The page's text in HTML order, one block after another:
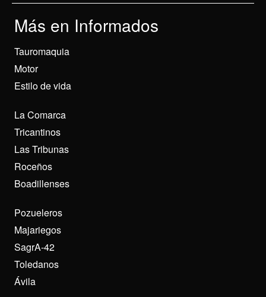
Más en Informados
Tauromaquia
Motor
Estilo de vida
La Comarca
Tricantinos
Las Tribunas
Roceños
Boadillenses
Pozueleros
Majariegos
SagrA-42
Toledanos
Ávila